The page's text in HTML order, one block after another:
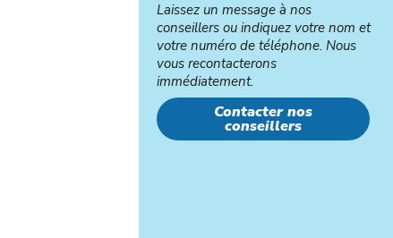
Laissez un message à nos
conseillers ou indiquez votre nom et
votre numéro de téléphone. Nous
vous recontacterons
immédiatement.
Contacter nos
conseillers